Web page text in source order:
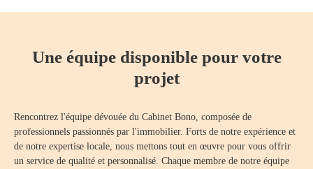
Une équipe disponible pour votre
projet
Rencontrez l'équipe dévouée du Cabinet Bono, composée de
professionnels passionnés par l'immobilier. Forts de notre expérience et
de notre expertise locale, nous mettons tout en œuvre pour vous offrir
un service de qualité et personnalisé. Chaque membre de notre équipe